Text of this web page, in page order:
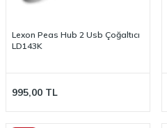
Lexon Peas Hub 2 Usb Çoğaltıcı
LD143K
995,00 TL